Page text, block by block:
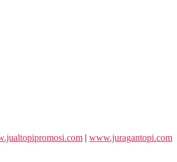
| www.juragantopi.com